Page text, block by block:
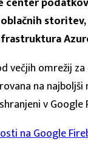
storitev,
večjih omrežij
na najboljši
v Google
na Google